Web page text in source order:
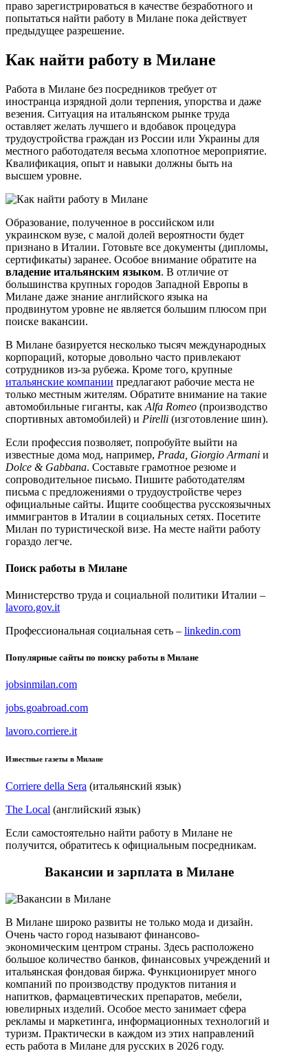
право зарегистрироваться в качестве безработного и
попытаться найти работу в Милане пока действует
предыдущее разрешение.
Как найти работу в Милане
Работа в Милане без посредников требует от
иностранца изрядной доли терпения, упорства и даже
везения. Ситуация на итальянском рынке труда
оставляет желать лучшего и вдобавок процедура
трудоустройства граждан из России или Украины для
местного работодателя весьма хлопотное мероприятие.
Квалификация, опыт и навыки должны быть на
высшем уровне.
Образование, полученное в российском или
украинском вузе, с малой долей вероятности будет
признано в Италии. Готовьте все документы (дипломы,
сертификаты) заранее. Особое внимание обратите на
владение итальянским языком. В отличие от
большинства крупных городов Западной Европы в
Милане даже знание английского языка на
продвинутом уровне не является большим плюсом при
поиске вакансии.
В Милане базируется несколько тысяч международных
корпораций, которые довольно часто привлекают
сотрудников из-за рубежа. Кроме того, крупные
итальянские компании предлагают рабочие места не
только местным жителям. Обратите внимание на такие
автомобильные гиганты, как Alfa Romeo (производство
спортивных автомобилей) и Pirelli (изготовление шин).
Если профессия позволяет, попробуйте выйти на
известные дома мод, например, Prada, Giorgio Armani и
Dolce & Gabbana. Составьте грамотное резюме и
сопроводительное письмо. Пишите работодателям
письма с предложениями о трудоустройстве через
официальные сайты. Ищите сообщества русскоязычных
иммигрантов в Италии в социальных сетях. Посетите
Милан по туристической визе. На месте найти работу
гораздо легче.
Поиск работы в Милане
Министерство труда и социальной политики Италии –
lavoro.gov.it
Профессиональная социальная сеть – linkedin.com
Популярные сайты по поиску работы в Милане
jobsinmilan.com
jobs.goabroad.com
lavoro.corriere.it
Известные газеты в Милане
Corriere della Sera (итальянский язык)
The Local (английский язык)
Если самостоятельно найти работу в Милане не
получится, обратитесь к официальным посредникам.
Вакансии и зарплата в Милане
В Милане широко развиты не только мода и дизайн.
Очень часто город называют финансово-
экономическим центром страны. Здесь расположено
большое количество банков, финансовых учреждений и
итальянская фондовая биржа. Функционирует много
компаний по производству продуктов питания и
напитков, фармацевтических препаратов, мебели,
ювелирных изделий. Особое место занимает сфера
рекламы и маркетинга, информационных технологий и
туризм. Практически в каждом из этих направлений
есть работа в Милане для русских в 2026 году.